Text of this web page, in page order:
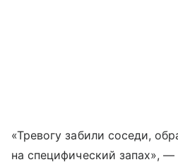
«Тревогу забили соседи,
на специфический запах»,